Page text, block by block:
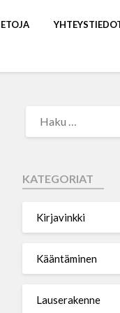
KATEGORIAT
Kirjavinkki
Kääntäminen
Lauserakenne